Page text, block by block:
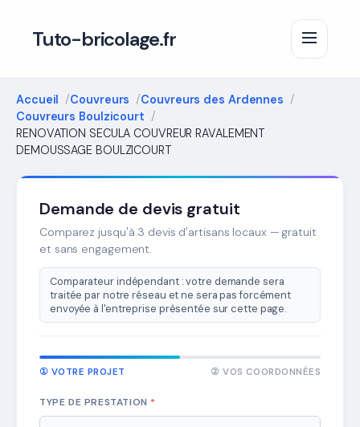
Tuto-bricolage.fr
Accueil Couvreurs
Couvreurs des Ardennes
Couvreurs Boulzicourt
RENOVATION SECULA COUVREUR RAVALEMENT
DEMOUSSAGE BOULZICOURT
Demande de devis gratuit
Comparez jusqu'à 3 devis d'artisans locaux — gratuit
et sans engagement.
Comparateur indépendant : votre demande sera
traitée par notre réseau et ne sera pas forcément
envoyée à l'entreprise présentée sur cette page.
① VOTRE PROJET ② VOS COORDONNÉES
TYPE DE PRESTATION *